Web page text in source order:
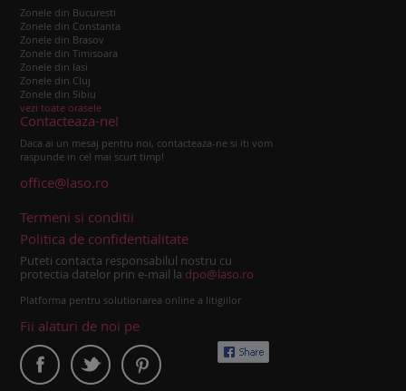
Zonele din Bucuresti
Zonele din Constanta
Zonele din Brasov
Zonele din Timisoara
Zonele din Iasi
Zonele din Cluj
Zonele din Sibiu
vezi toate orasele
Contacteaza-ne!
Daca ai un mesaj pentru noi, contacteaza-ne si iti vom
raspunde in cel mai scurt timp!
office@laso.ro
Termeni si conditii
Politica de confidentialitate
Puteti contacta responsabilul nostru cu
protectia datelor prin e-mail la dpo@laso.ro
Platforma pentru solutionarea online a litigiilor
Fii alaturi de noi pe